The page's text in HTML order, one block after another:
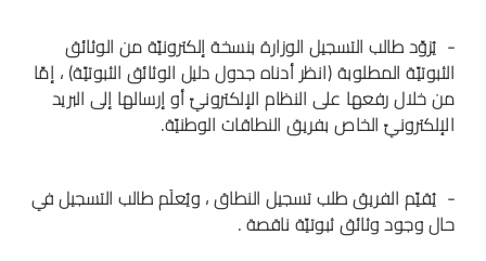
- يُزوّد طالب التسجيل الوزارة بنسخة إلكترونيّة من الوثائق
الثبوتيّة المطلوبة (انظر أدناه جدول دليل الوثائق الثبوتيّة) ، إمّا
من خلال رفعها على النظام الإلكترونيّ أو إرسالها إلى البريد
الإلكترونيّ الخاص بفريق النطاقات الوطنيّة.
- يُقيّم الفريق طلب تسجيل النطاق ، ويُعلَم طالب التسجيل في
حال وجود وثائق ثبوتيّة ناقصة .